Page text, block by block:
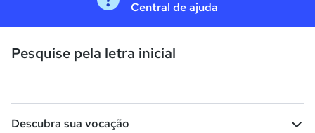
Central de ajuda
Pesquise pela letra inicial
Descubra sua vocação